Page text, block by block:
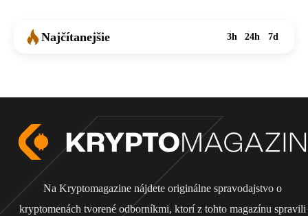
Najčítanejšie 3h 24h 7d
Na Kryptomagazine nájdete originálne spravodajstvo o
kryptomenách tvorené odborníkmi, ktorí z tohto magazínu spravili